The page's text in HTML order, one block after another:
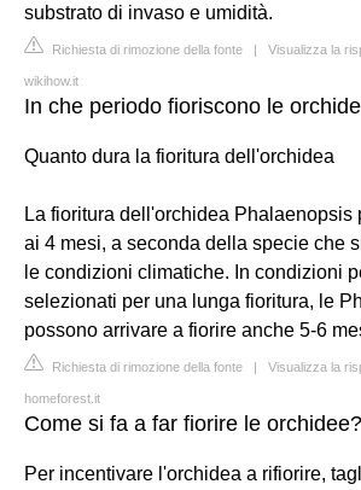
substrato di invaso e umidità.
Richiesta di rimozione della fonte | Visualizza la
wikihow.it
In che periodo fioriscono le
Quanto dura la fioritura dell'orchidea
La fioritura dell'orchidea Phalaenopsis
ai 4 mesi, a seconda della specie che
le condizioni climatiche. In condizioni
selezionati per una lunga fioritura, le
possono arrivare a fiorire anche 5-6
Richiesta di rimozione della fonte | Visualizza la
homeforest.it
Come si fa a far fiorire le orchidee?
Per incentivare l'orchidea a rifiorire,